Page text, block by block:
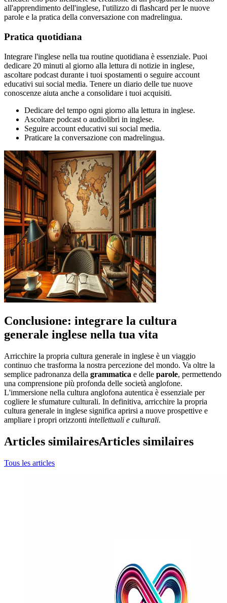
all'apprendimento dell'inglese, l'utilizzo di flashcard per le nuove
parole e la pratica della conversazione con madrelingua.
Pratica quotidiana
Integrare l'inglese nella tua routine quotidiana è essenziale. Puoi
dedicare 20 minuti al giorno alla lettura di notizie in inglese,
ascoltare podcast durante i tuoi spostamenti o seguire account
educativi sui social media. Tenere un diario delle tue nuove
conoscenze aiuta anche a consolidare i tuoi acquisiti.
Dedicare del tempo ogni giorno alla lettura in inglese.
Ascoltare podcast o audiolibri in inglese.
Seguire account educativi sui social media.
Praticare la conversazione con madrelingua.
Conclusione: integrare la cultura
generale inglese nella tua vita
Arricchire la propria cultura generale in inglese è un viaggio
continuo che trasforma la nostra percezione del mondo. Va oltre la
semplice padronanza della grammatica e delle parole, permettendo
una comprensione più profonda delle società anglofone.
L'immersione nella cultura anglofona autentica è essenziale per
cogliere le sfumature culturali. In definitiva, arricchire la propria
cultura generale in inglese significa aprirsi a nuove prospettive e
ampliare i propri orizzonti intellettuali e culturali.
Articles similairesArticles similaires
Tous les articles